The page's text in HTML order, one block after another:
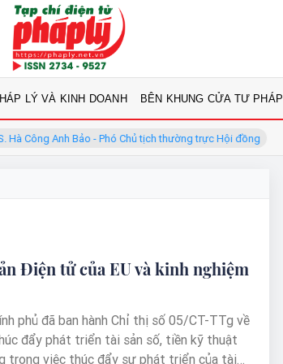
LÝ VÀ KINH DOANH BÊN KHUNG CỬA TƯ PHÁP
Công Anh Bảo - Phó Chủ tịch thường trực Hội đồng
Điện tử của EU và kinh nghiệm
phủ đã ban hành Chỉ thị số 05/CT-TTg về
đẩy phát triển tài sản số, tiền kỹ thuật
trong việc thúc đẩy sự phát triển của tài